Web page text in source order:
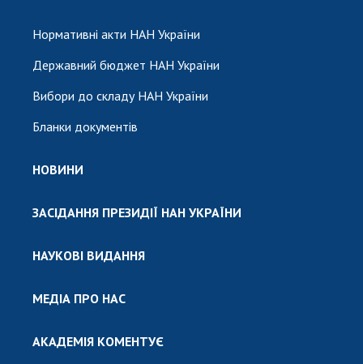
Нормативні акти НАН України
Державний бюджет НАН України
Вибори до складу НАН України
Бланки документів
НОВИНИ
ЗАСІДАННЯ ПРЕЗИДІЇ НАН УКРАЇНИ
НАУКОВІ ВИДАННЯ
МЕДІА ПРО НАС
АКАДЕМІЯ КОМЕНТУЄ